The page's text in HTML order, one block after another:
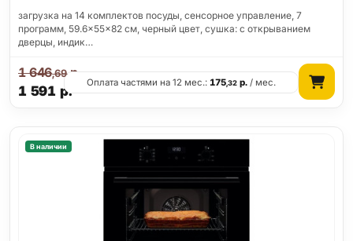
загрузка на 14 комплектов посуды, сенсорное управление, 7
программ, 59.6x55x82 см, черный цвет, сушка: с открыванием
дверцы, индик…
1 591 р.
1 646,69р.
Оплата частями на 12 мес.:175,32 р. / мес.
В наличии